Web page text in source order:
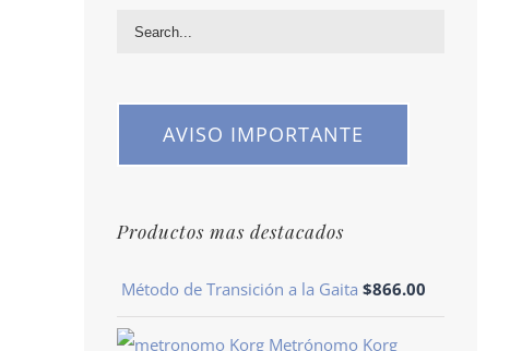
AVISO IMPORTANTE
Productos mas destacados
Método de Transición a la Gaita $866.00
Metrónomo Korg